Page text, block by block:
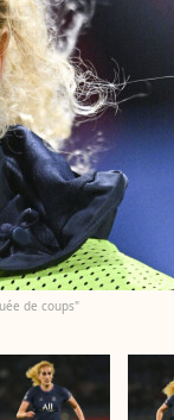
de coups"